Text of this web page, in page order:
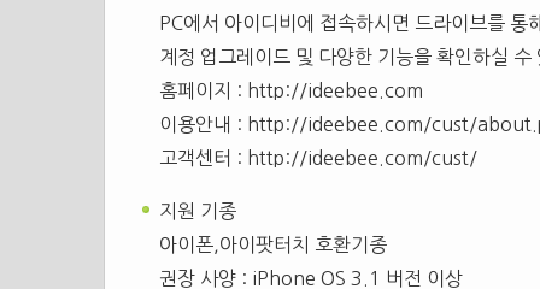
PC에서 아이디비에 접속하시면 드라이브를
계정 업그레이드 및 다양한 기능을 확인하실 수
홈페이지 : http://ideebee.com
이용안내 : http://ideebee.com/cust/
고객센터 : http://ideebee.com/cust/
지원 기종
아이폰,아이팟터치 호환기종
권장 사양 : iPhone OS 3.1 버전 이상